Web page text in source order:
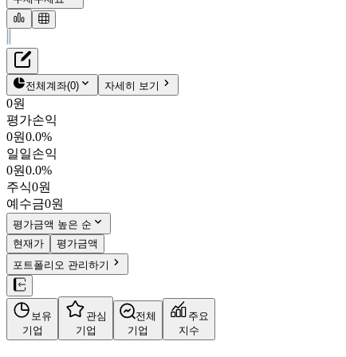
스틱인베스트먼트
8,030원
026890
KOSPI
시가총액
PBR1.21
PER13.46
fPER -
배당수익률-
자사주비율13.52%
결산월12월
사업정보
더보기
재무정보
펀더멘탈
밸류에이션
주주환원
주식정보
전체계좌(0) 자세히 보기
0원
평가손익
0원0.0%
일일손익
0원0.0%
주식0원
예수금0원
평가금액 높은 순
현재가
평가금액
포트폴리오 관리하기
보유
기업
관심
기업
전체
기업
주요
지수